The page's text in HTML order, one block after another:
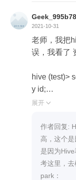
Geek_995b78
2021-10-31
老师，我把
误，我看了
hive (test)>
y id;
Query ID =
Total jobs =
Launching
In order to
n bytes):
set
展开 
作者回复:
高，这个
是因为
考这里，
park：